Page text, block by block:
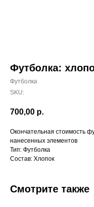
Футболка:
Футболка
SKU:
700,00 р.
Окончательная стоимость
нанесенных элементов
Тип: Футболка
Состав: Хлопок
Смотрите также